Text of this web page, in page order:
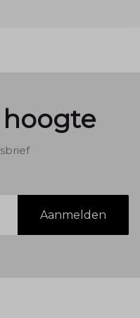
Aanmelden